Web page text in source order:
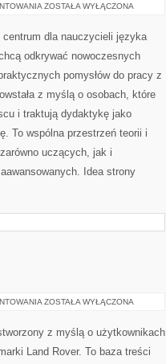
TŁUMACZENIA
ZOSTAŁA WYŁĄCZONA
centrum dla nauczycieli języka
odkrywać nowoczesnych
pomysłów do pracy z
z myślą o osobach, które
i traktują dydaktykę jako
To wspólna przestrzeń teorii i
uczących, jak i
Idea strony
INNOWACJE
ZOSTAŁA WYŁĄCZONA
z myślą o użytkownikach
Land Rover. To baza treści